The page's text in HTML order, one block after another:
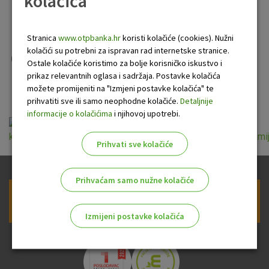
kreditu namijenjen
liječnicima, medicinskom
osoblju i stomatolozima u
eurima
Stranica www.otpbanka.hrkoristi kolačiće (cookies). Nužni
kolačići su potrebni za ispravan rad internetske stranice.
Ostale kolačiće koristimo za bolje korisničko iskustvo i
prikaz relevantnih oglasa i sadržaja. Postavke kolačića
možete promijeniti na "Izmjeni postavke kolačića" te
prihvatiti sve ili samo neophodne kolačiće. Detaljnije
informacije o kolačićima i njihovoj upotrebi.
Prihvati sve kolačiće
Prihvaćam samo nužne kolačiće
Izmijeni postavke kolačića